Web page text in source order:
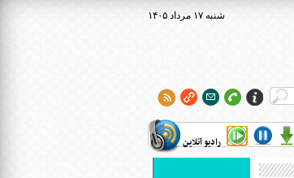
۱۴۰۵ شنبه ۱۷ مرداد
رادیو آنلاین